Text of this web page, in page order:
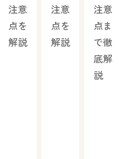
注意
点を
解説
注意
点を
解説
注意
点ま
で徹
底解
説